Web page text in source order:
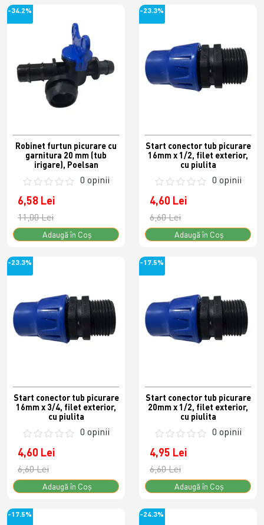
-34.2%
Robinet furtun picurare cu
garnitura 20 mm (tub
irigare), Poelsan
0 opinii
6,58 Lei
11,00 Lei
Adaugă în Coş
-23.3%
Start conector tub picurare
16mm x 1/2, filet exterior,
cu piulita
0 opinii
4,60 Lei
6,60 Lei
Adaugă în Coş
-23.3%
Start conector tub picurare
16mm x 3/4, filet exterior,
cu piulita
0 opinii
4,60 Lei
6,60 Lei
Adaugă în Coş
-17.5%
Start conector tub picurare
20mm x 1/2, filet exterior,
cu piulita
0 opinii
4,95 Lei
6,60 Lei
Adaugă în Coş
-17.5% -24.3%